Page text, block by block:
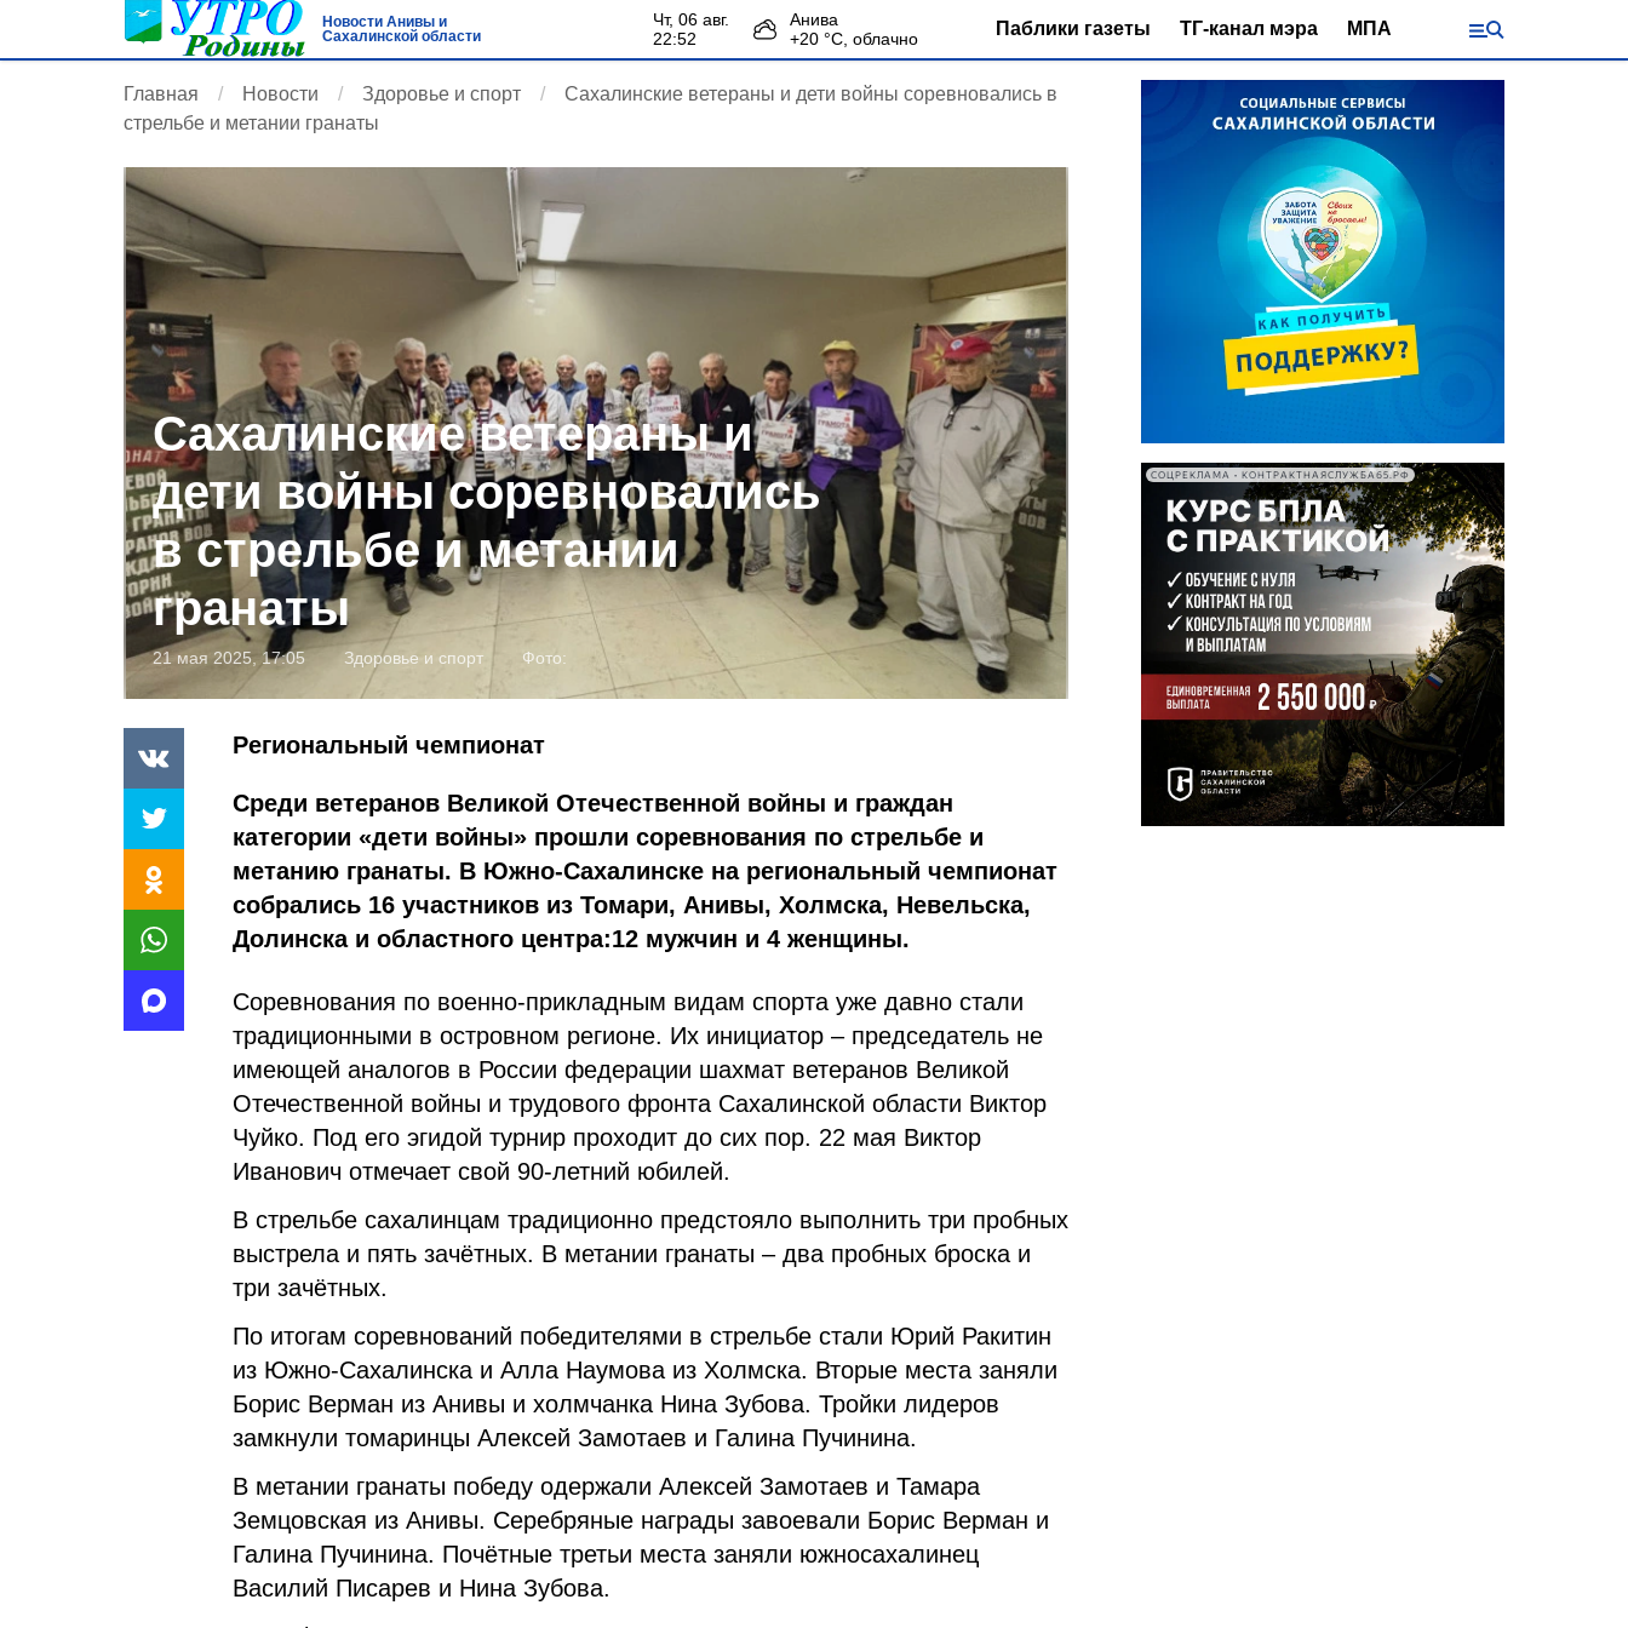
Новости Анивы и
Сахалинской области
чт, 06 авг.
22:52
Анива
+20 °С, облачно Паблики газеты ТГ-канал мэра МПА
Главная Новости Здоровье и спорт
Сахалинские ветераны и дети войны соревновались в
стрельбе и метании гранаты
Сахалинские ветераны и
дети войны соревновались
в стрельбе и метании
гранаты
21 мая 2025, 17:05 Здоровье и спорт Фото:
Региональный чемпионат
Среди ветеранов Великой Отечественной войны и граждан
категории «дети войны» прошли соревнования по стрельбе и
метанию гранаты. В Южно-Сахалинске на региональный чемпионат
собрались 16 участников из Томари, Анивы, Холмска, Невельска,
Долинска и областного центра:12 мужчин и 4 женщины.
Соревнования по военно-прикладным видам спорта уже давно стали
традиционными в островном регионе. Их инициатор – председатель не
имеющей аналогов в России федерации шахмат ветеранов Великой
Отечественной войны и трудового фронта Сахалинской области Виктор
Чуйко. Под его эгидой турнир проходит до сих пор. 22 мая Виктор
Иванович отмечает свой 90-летний юбилей.
В стрельбе сахалинцам традиционно предстояло выполнить три пробных
выстрела и пять зачётных. В метании гранаты – два пробных броска и
три зачётных.
По итогам соревнований победителями в стрельбе стали Юрий Ракитин
из Южно-Сахалинска и Алла Наумова из Холмска. Вторые места заняли
Борис Верман из Анивы и холмчанка Нина Зубова. Тройки лидеров
замкнули томаринцы Алексей Замотаев и Галина Пучинина.
В метании гранаты победу одержали Алексей Замотаев и Тамара
Земцовская из Анивы. Серебряные награды завоевали Борис Верман и
Галина Пучинина. Почётные третьи места заняли южносахалинец
Василий Писарев и Нина Зубова.
СОЦРЕКЛАМА • КОНТРАКТНАЯСЛУЖБА65.РФ